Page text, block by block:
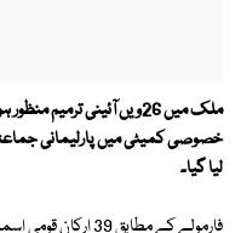
ملک میں 26ویں آئینی
خصوصی کمیٹی میں پارلیمانی
لیا گیا۔
فارمولے کے